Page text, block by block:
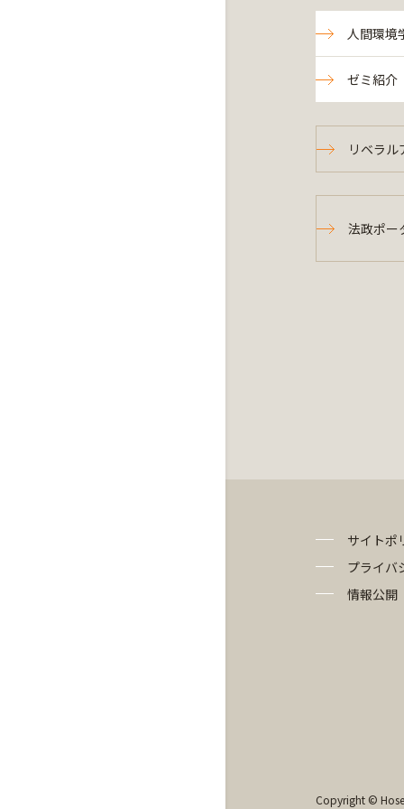
人間環境
ゼミ紹介
リベラル
法政ポー
サイトポ
プライバ
情報公開
Copyright ©